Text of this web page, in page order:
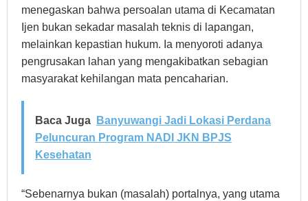
menegaskan bahwa persoalan utama di Kecamatan
Ijen bukan sekadar masalah teknis di lapangan,
melainkan kepastian hukum. Ia menyoroti adanya
pengrusakan lahan yang mengakibatkan sebagian
masyarakat kehilangan mata pencaharian.
Baca Juga
Banyuwangi Jadi Lokasi Perdana
Peluncuran Program NADI JKN BPJS
Kesehatan
“Sebenarnya bukan (masalah) portalnya, yang utama